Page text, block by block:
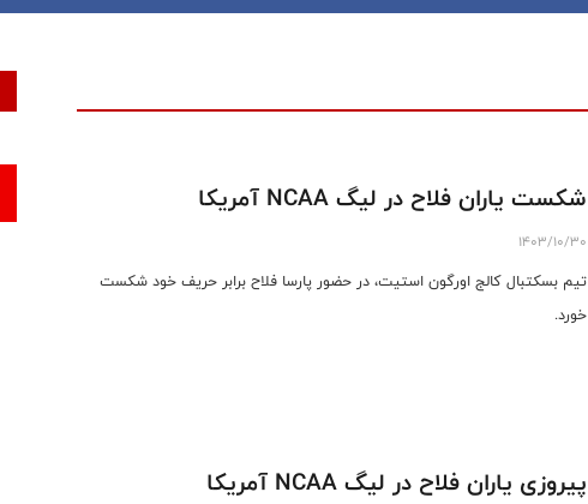
شکست یاران فلاح در لیگ NCAA آمریکا
1403/10/30
تیم بسکتبال کالج اورگون استیت، در حضور پارسا فلاح برابر حریف خود شکست
خورد.
پیروزی یاران فلاح در لیگ NCAA آمریکا